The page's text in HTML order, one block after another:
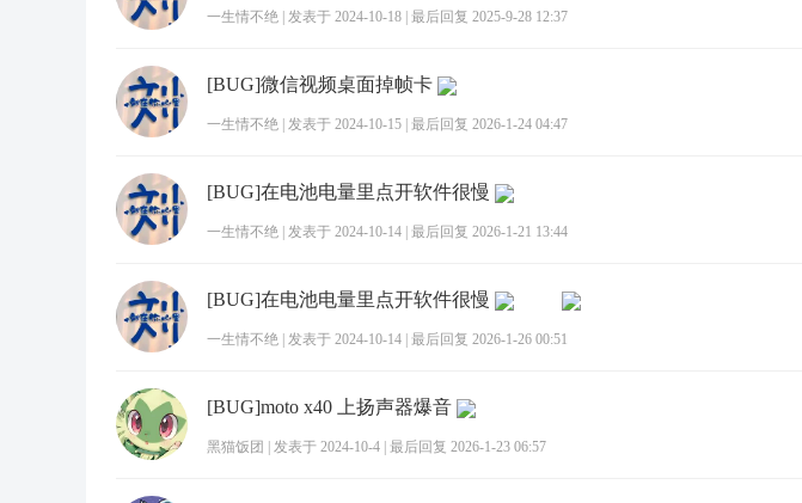
一生情不绝 发表于 2024-10-18 最后回复 2025-9-28 12:37
[BUG]微信视频桌面掉帧卡
一生情不绝 发表于 2024-10-15 最后回复 2026-1-24 04:47
[BUG]在电池电量里点开软件很慢
一生情不绝 发表于 2024-10-14 最后回复 2026-1-21 13:44
[BUG]在电池电量里点开软件很慢
一生情不绝 发表于 2024-10-14 最后回复 2026-1-26 00:51
[BUG]moto x40 上扬声器爆音
黑猫饭团 发表于 2024-10-4 最后回复 2026-1-23 06:57